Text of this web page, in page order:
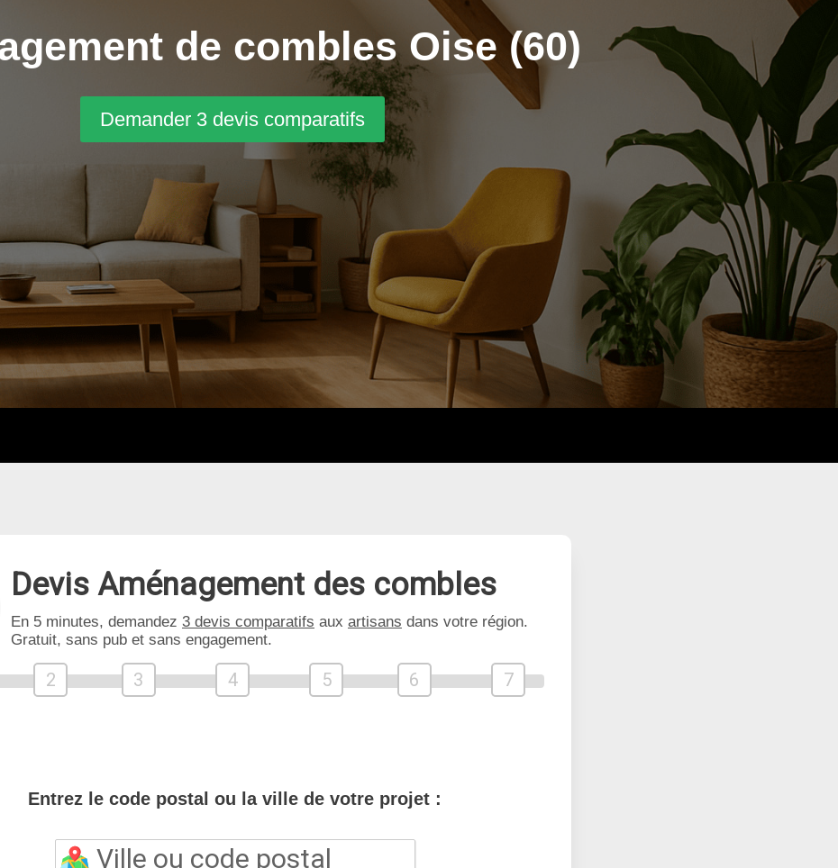
de combles Oise (60)
Demander 3 devis comparatifs
Devis Aménagement des combles
En 5 minutes, demandez 3 devis comparatifs aux artisans dans votre région.
Gratuit, sans pub et sans engagement.
2 3 4 5 6 7
Entrez le code postal ou la ville de votre projet :